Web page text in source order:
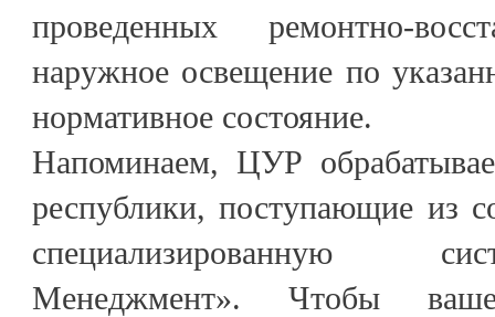
проведенных ремонтно-
наружное освещение по
нормативное состояние.
Напоминаем, ЦУР
республики, поступающие из
специализированную
Менеджмент». Чтобы